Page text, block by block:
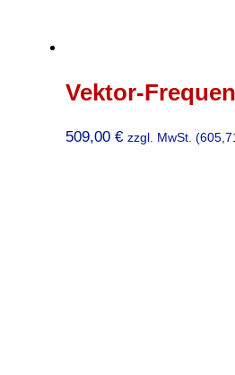
Vektor-
509,00 € zzgl. MwSt. (